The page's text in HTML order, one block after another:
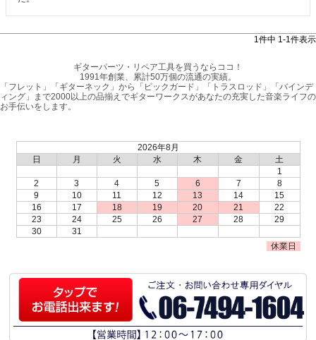
1件中 1-1件表示
ギターパーツ・リペア工具を買うならココ！
1991年創業、累計50万個の流通の実績。
「フレット」「ギターネック」から「ピックガード」「トラスロッド」「バインデ
ィング」まで2000以上の品揃えでギターワークスがあなたの充実した音楽ライフの
お手伝いをします。
2026年8月
日
月 火 水 木 金
土
1
2
3 4 5 6 7
8
9
10 11 12 13 14
15
16
17 18 19 20 21
22
23
24 25 26 27 28
29
30
31
休業日